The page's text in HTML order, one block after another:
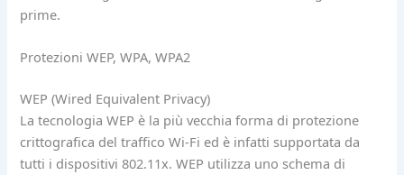
prime.
Protezioni WEP, WPA, WPA2
WEP (Wired Equivalent Privacy)
La tecnologia WEP è la più vecchia forma di protezione
crittografica del traffico Wi-Fi ed è infatti supportata da
tutti i dispositivi 802.11x. WEP utilizza uno schema di